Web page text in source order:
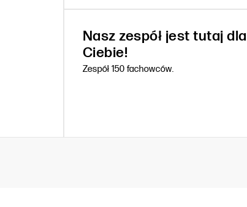
Nasz zespół jest tutaj dla
Ciebie!
Zespół 150 fachowców.